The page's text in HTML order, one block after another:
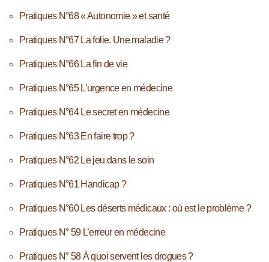
Pratiques N°68 « Autonomie » et santé
Pratiques N°67 La folie. Une maladie ?
Pratiques N°66 La fin de vie
Pratiques N°65 L’urgence en médecine
Pratiques N°64 Le secret en médecine
Pratiques N°63 En faire trop ?
Pratiques N°62 Le jeu dans le soin
Pratiques N°61 Handicap ?
Pratiques N°60 Les déserts médicaux : où est le problème ?
Pratiques N° 59 L’erreur en médecine
Pratiques N° 58 À quoi servent les drogues ?